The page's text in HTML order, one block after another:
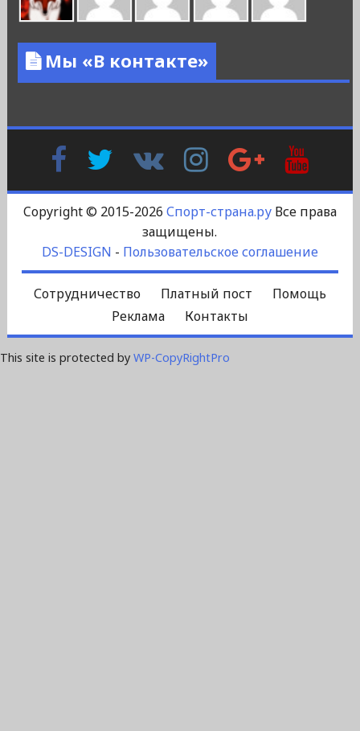
Мы «В контакте»
FacebookTwitter
Контакте
InstagramGoogle
Plus
Copyright © 2015-2026 Спорт-страна.руВсе права
защищены.
DS-DESIGN - Пользовательское соглашение
Сотрудничество Платный пост
Помощь
Реклама
Контакты
This site is protected by WP-CopyRightPro